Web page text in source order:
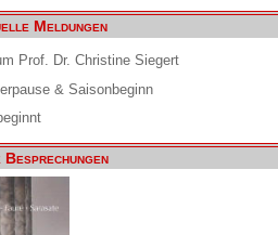
Meldungen
Prof. Dr. Christine Siegert
& Saisonbeginn
Besprechungen